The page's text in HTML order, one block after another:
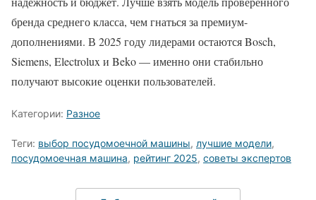
бренда среднего класса, чем гнаться за премиум-
дополнениями. В 2025 году лидерами остаются Bosch,
Siemens, Electrolux и Beko — именно они стабильно
получают высокие оценки пользователей.
Категории: Разное
Теги: выбор посудомоечной машины, лучшие модели,
посудомоечная машина, рейтинг 2025, советы экспертов